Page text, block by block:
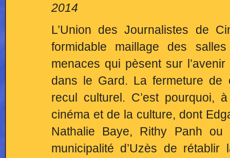
2014
L’Union des Journalistes de
formidable maillage des
menaces qui pèsent sur
dans le Gard. La fermeture de
recul culturel. C’est pourquoi,
cinéma et de la culture, dont
Nathalie Baye, Rithy Panh ou
municipalité d’Uzès de